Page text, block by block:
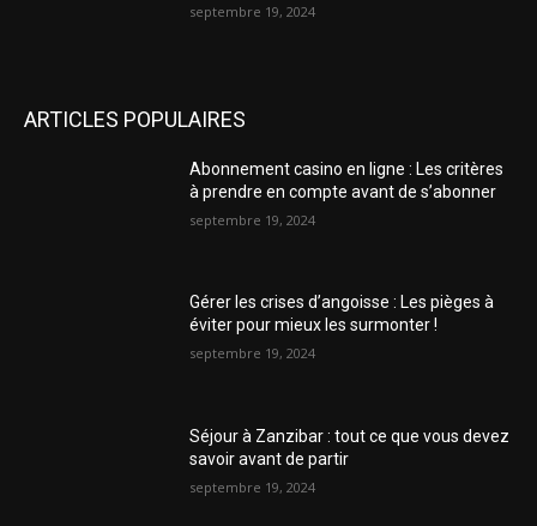
septembre 19, 2024
ARTICLES POPULAIRES
Abonnement casino en ligne : Les critères
à prendre en compte avant de s’abonner
septembre 19, 2024
Gérer les crises d’angoisse : Les pièges à
éviter pour mieux les surmonter !
septembre 19, 2024
Séjour à Zanzibar : tout ce que vous devez
savoir avant de partir
septembre 19, 2024